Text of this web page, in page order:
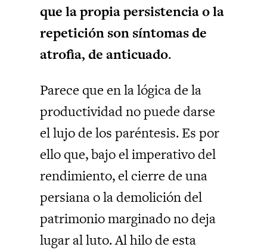
que la propia persistencia o la
repetición son síntomas de
atrofia, de anticuado.
Parece que en la lógica de la
productividad no puede darse
el lujo de los paréntesis. Es por
ello que, bajo el imperativo del
rendimiento, el cierre de una
persiana o la demolición del
patrimonio marginado no deja
lugar al luto. Al hilo de esta